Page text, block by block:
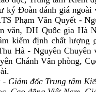
ký Đoàn đánh giá
Phạm Văn Quyết -
văn, ĐH Quốc gia Hà
kiểm định chất
Hà - Nguyên
Chánh Văn phòng,
- Giám đốc Trung tâm